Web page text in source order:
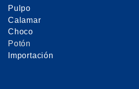
Pulpo
Calamar
Choco
Potón
Importación